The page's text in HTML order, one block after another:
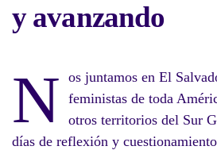
y avanzando
N os juntamos en El
feministas de toda
otros territorios del Sur
días de reflexión y